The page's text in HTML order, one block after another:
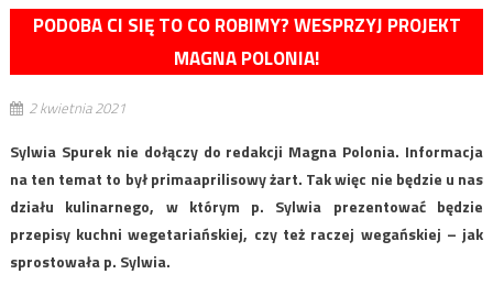
PODOBA CI SIĘ TO CO ROBIMY? WESPRZYJ PROJEKT
MAGNA POLONIA!
2 kwietnia 2021
Sylwia Spurek nie dołączy do redakcji Magna Polonia. Informacja
na ten temat to był primaaprilisowy żart. Tak więc nie będzie u nas
działu kulinarnego, w którym p. Sylwia prezentować będzie
przepisy kuchni wegetariańskiej, czy też raczej wegańskiej – jak
sprostowała p. Sylwia.